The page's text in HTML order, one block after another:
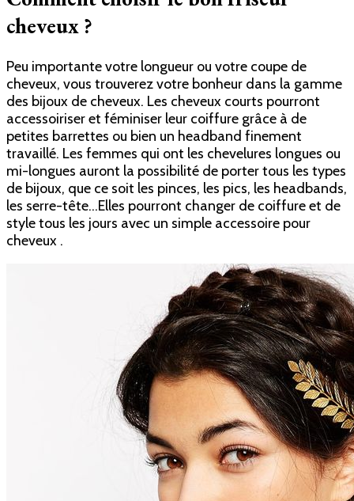
cheveux ?
Peu importante votre longueur ou votre coupe de
cheveux, vous trouverez votre bonheur dans la gamme
des bijoux de cheveux. Les cheveux courts pourront
accessoiriser et féminiser leur coiffure grâce à de
petites barrettes ou bien un headband finement
travaillé. Les femmes qui ont les chevelures longues ou
mi-longues auront la possibilité de porter tous les types
de bijoux, que ce soit les pinces, les pics, les headbands,
les serre-tête…Elles pourront changer de coiffure et de
style tous les jours avec un simple accessoire pour
cheveux .